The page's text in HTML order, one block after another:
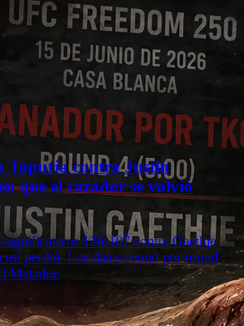
Topuria contra Justin
que el cazador se volvió
126-107 contra Gaethje
así perdió. Los datos round por round
Matador.